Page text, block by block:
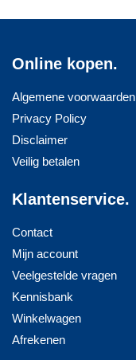
Online kopen.
Algemene voorwaarden
Privacy Policy
Disclaimer
Veilig betalen
Klantenservice.
Contact
Mijn account
Veelgestelde vragen
Kennisbank
Winkelwagen
Afrekenen